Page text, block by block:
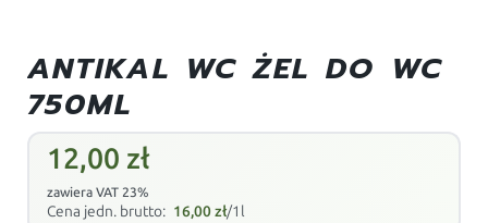
ANTIKAL WC ŻEL DO WC
750ML
12,00 zł
zawiera VAT 23%
Cena jedn. brutto: 16,00zł/1l